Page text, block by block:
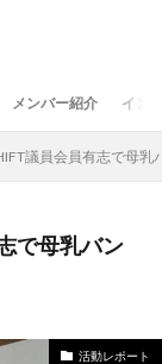
メンバー紹介 イン
議員会員有志で母
で母乳バン
活動レポート
スリリース
参政権